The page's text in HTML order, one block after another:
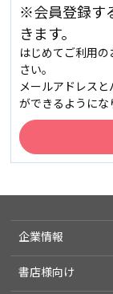
※会員登録す
きます。
はじめてご利用
さい。
メールアドレス
ができるようにな
企業情報
書店様向け